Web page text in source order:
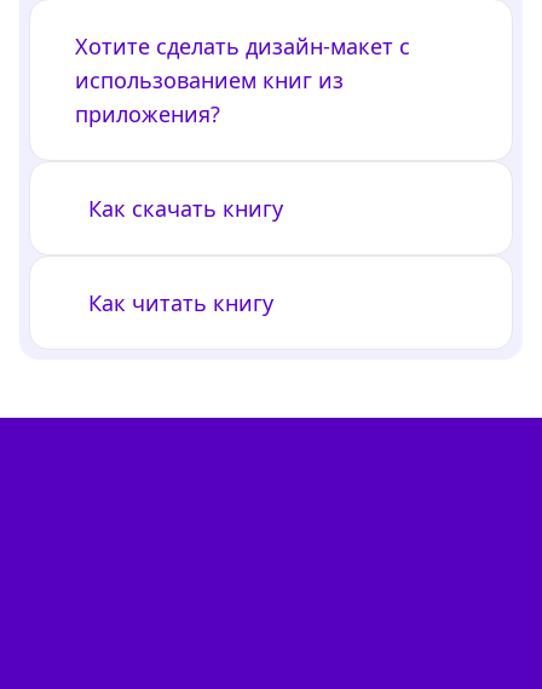
Хотите сделать дизайн-макет с
использованием книг из
приложения?
Как скачать книгу
Как читать книгу